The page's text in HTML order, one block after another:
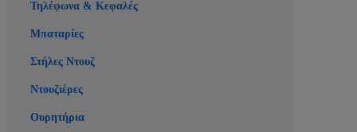
Τηλέφωνα & Κεφαλές
Μπαταρίες
Στήλες Ντουζ
Ντουζιέρες
Ουρητήρια